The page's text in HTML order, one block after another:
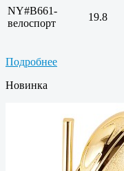
NY#B661-
велоспорт
19.8
Подробнее
Новинка